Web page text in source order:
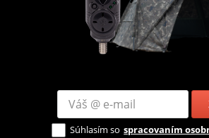
Súhlasím so spracovaním